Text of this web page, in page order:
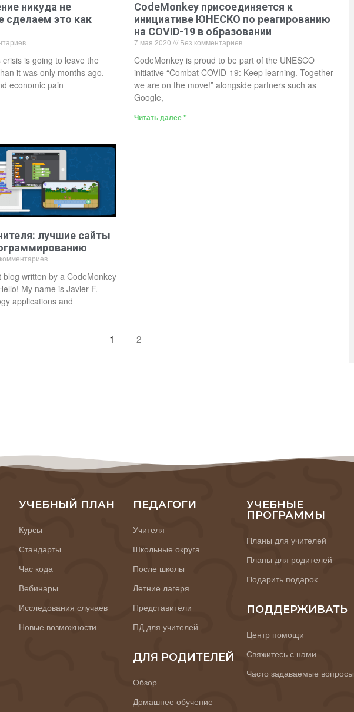
никуда не
сделаем это как
is going to leave the
it was only months ago.
economic pain
CodeMonkey присоединяется к
инициативе ЮНЕСКО по реагированию
на COVID-19 в образовании
7 мая 2020 Без комментариев
CodeMonkey is proud to be part of the UNESCO
initiative “Combat COVID-19: Keep learning. Together
we are on the move!” alongside partners such as
Google,
Читать далее "
лучшие сайты
written by a CodeMonkey
My name is Javier F.
applications and
1 2
УЧЕБНЫЙ ПЛАН
Курсы
Стандарты
Час кода
Вебинары
Исследования случаев
Новые возможности
ПЕДАГОГИ
Учителя
Школьные округа
После школы
Летние лагеря
Представители
ПД для учителей
ДЛЯ РОДИТЕЛЕЙ
Обзор
Домашнее обучение
УЧЕБНЫЕ
ПРОГРАММЫ
Планы для учителей
Планы для родителей
Подарить подарок
ПОДДЕРЖИВАТЬ
Центр помощи
Свяжитесь с нами
Часто задаваемые вопросы